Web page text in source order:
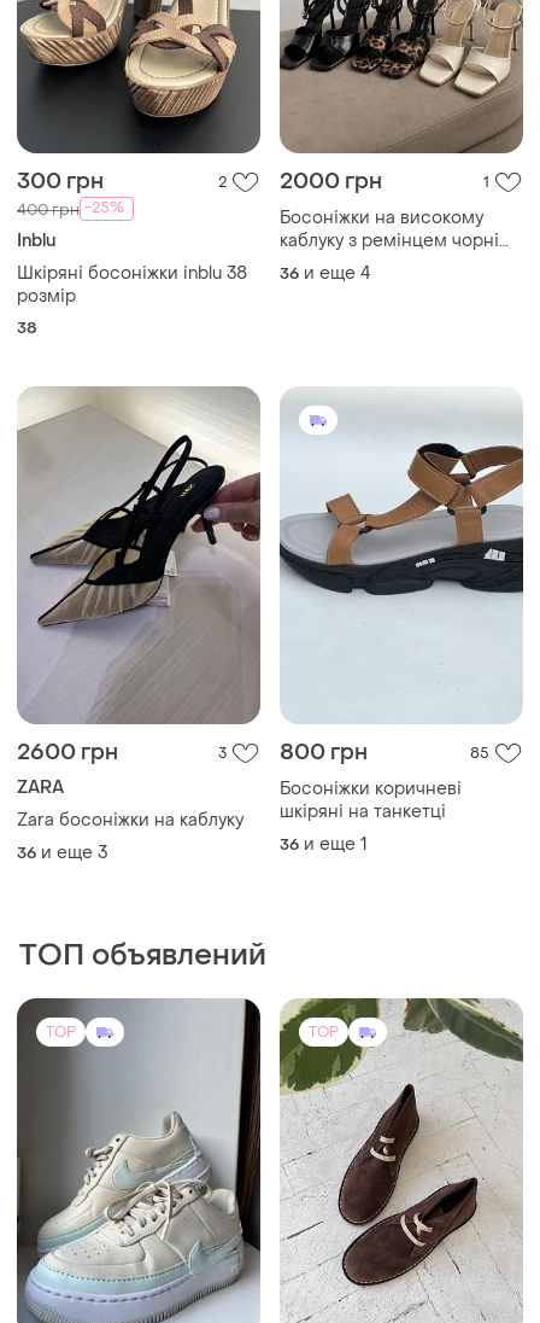
300 грн 2
400 грн -25%
Inblu
Шкіряні босоніжки inblu 38
розмір
38
2000 грн 1
Босоніжки на високому
каблуку з ремінцем чорні
бежеві лео коричневі еко
шкіряні весна літо осінь
36 и еще 4
2600 грн 3
ZARA
Zara босоніжки на каблуку
36 и еще 3
800 грн 85
Босоніжки коричневі
шкіряні на танкетці
36 и еще 1
ТОП объявлений
TOP TOP